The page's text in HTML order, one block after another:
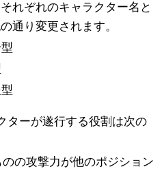
れぞれのキャラクター名と
通り変更されます。
ターが遂行する役割は次の
の攻撃力が他のポジション